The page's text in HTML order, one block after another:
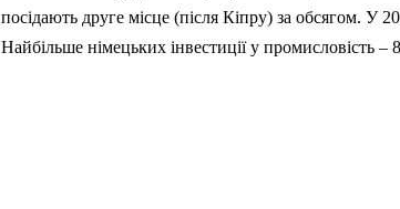
посідають друге місце (після Кіпру) за обсягом. У
Найбільше німецьких інвестиції у промисловість –